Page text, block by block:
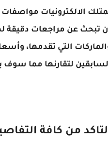
الالكترونيات
تبحث عن مراجعات دقيقة
التي تقدمها،
لتقارنها مما سوف
من كافة